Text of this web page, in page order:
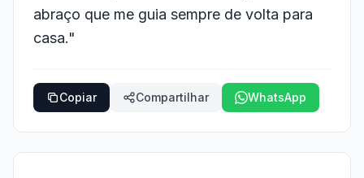
abraço que me guia sempre de volta para
casa."
Copiar Compartilhar WhatsApp